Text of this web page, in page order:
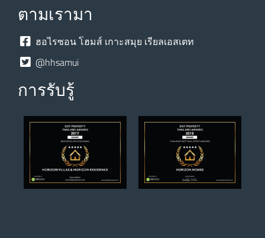
ตามเรามา
ฮอไรซอน โฮมส์ เกาะสมุย เรียลเอสเตท
@hhsamui
การรับรู้